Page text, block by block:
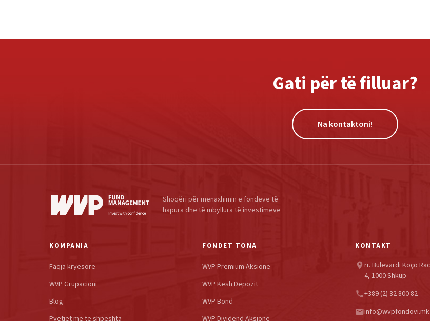
Gati për të filluar?
Na kontaktoni!
Shoqëri për menaxhimin e fondeve të
hapura dhe të mbyllura të investimeve
KOMPANIA
Faqja kryesore
WVP Grupacioni
Blog
Pyetjet më të shpeshta
FONDET TONA
WVP Premium Aksione
WVP Kesh Depozit
WVP Bond
WVP Dividend Aksione
KONTAKT
location_on rr. Bulevardi Koço
4, 1000 Shkup
phone+389 (2) 32 800 82
emailinfo@wvpfondovi.mk